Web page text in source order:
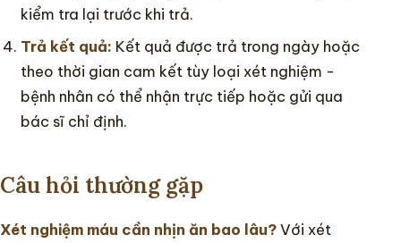
kiểm tra lại trước khi trả.
Trả kết quả: Kết quả được trả trong ngày hoặc
theo thời gian cam kết tùy loại xét nghiệm -
bệnh nhân có thể nhận trực tiếp hoặc gửi qua
bác sĩ chỉ định.
Câu hỏi thường gặp
Xét nghiệm máu cần nhịn ăn bao lâu? Với xét